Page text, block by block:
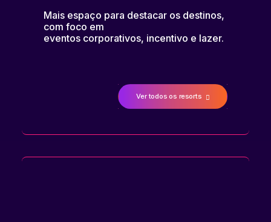
Mais espaço para destacar os destinos,
com foco em
eventos corporativos, incentivo e lazer.
Ver todos os resorts